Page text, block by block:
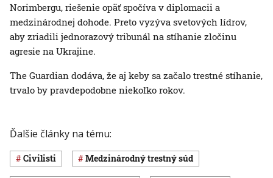
Norimbergu, riešenie opäť spočíva v diplomacii a
medzinárodnej dohode. Preto vyzýva svetových lídrov,
aby zriadili jednorazový tribunál na stíhanie zločinu
agresie na Ukrajine.
The Guardian dodáva, že aj keby sa začalo trestné stíhanie,
trvalo by pravdepodobne niekoľko rokov.
Ďalšie články na tému:
civilisti Medzinárodný trestný súd